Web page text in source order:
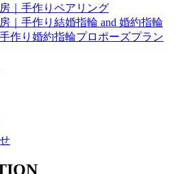
｜手作りペアリング
｜手作り結婚指輪 and 婚約指輪
作り婚約指輪プロポーズプラン